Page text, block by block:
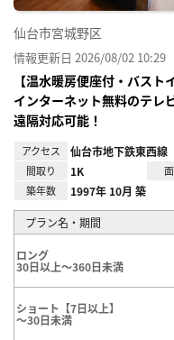
仙台市宮城野区
情報更新日 2026/08/02 10:29
【温水暖房便座付・バス
インターネット無料のテレ
遠隔対応可能！
アクセス 仙台市地下鉄東西線
間取り 1K
築年数 1997年 10月 築
プラン名・期間
ロング
30日以上～360日未満
ショート【7日以上】
～30日未満